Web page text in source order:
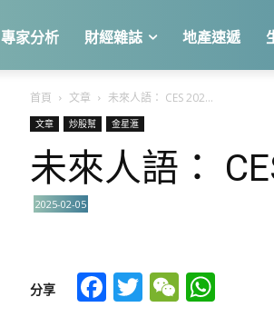
專家分析 財經雜誌 地產速遞
首頁 文章 未來人語： CES 202...
文章 炒股幫 金星滙
未來人語：
2025-02-05
分享 Facebook
TwitterWeChat